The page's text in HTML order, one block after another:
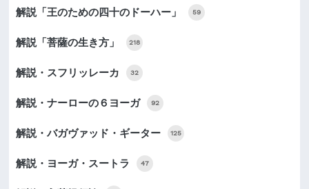
解説「王のための四十のドーハー」 59
解説「菩薩の生き方」 218
解説・スフリッレーカ 32
解説・ナーローの６ヨーガ 92
解説・バガヴァッド・ギーター 125
解説・ヨーガ・スートラ 47